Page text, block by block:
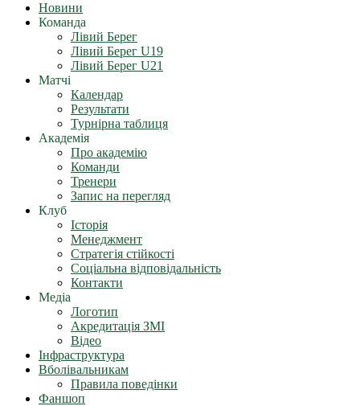
Новини
Команда
Лівий Берег
Лівий Берег U19
Лівий Берег U21
Матчі
Календар
Результати
Турнірна таблиця
Академія
Про академію
Команди
Тренери
Запис на перегляд
Клуб
Історія
Менеджмент
Стратегія стійкості
Соціальна відповідальність
Контакти
Медіа
Логотип
Акредитація ЗМІ
Відео
Інфраструктура
Вболівальникам
Правила поведінки
Фаншоп